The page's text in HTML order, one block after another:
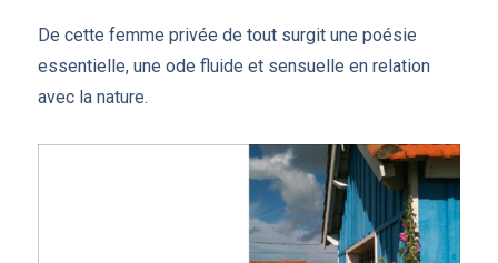
De cette femme privée de tout surgit une poésie
essentielle, une ode fluide et sensuelle en relation
avec la nature.